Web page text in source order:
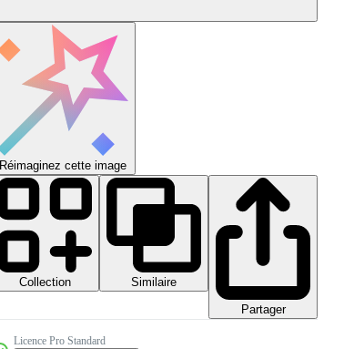
Réimaginez cette image
Collection
Similaire
Partager
Licence Pro Standard